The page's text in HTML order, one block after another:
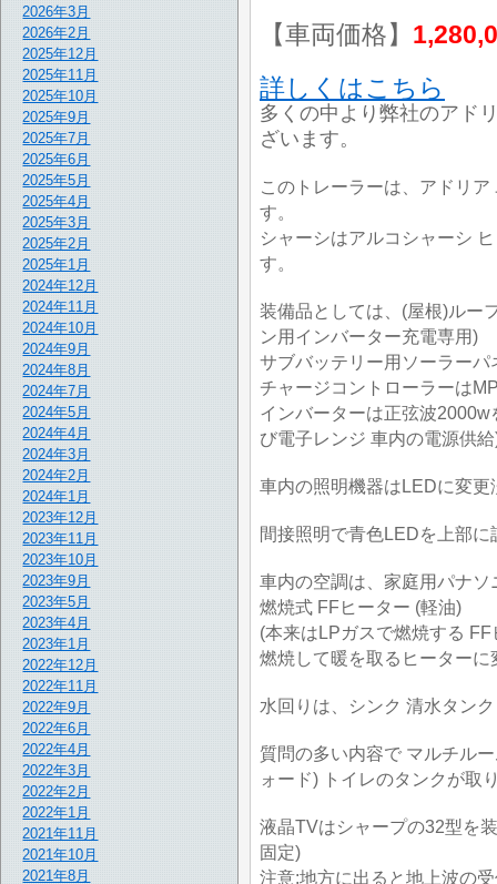
2026年3月
2026年2月
2025年12月
2025年11月
2025年10月
2025年9月
2025年7月
2025年6月
2025年5月
2025年4月
2025年3月
2025年2月
2025年1月
2024年12月
2024年11月
2024年10月
2024年9月
2024年8月
2024年7月
2024年5月
2024年4月
2024年3月
2024年2月
2024年1月
2023年12月
2023年11月
2023年10月
2023年9月
2023年5月
2023年4月
2023年1月
2022年12月
2022年11月
2022年9月
2022年6月
2022年4月
2022年3月
2022年2月
2022年1月
2021年11月
2021年10月
2021年8月
【車両価格】
詳しくはこちら
多くの中より弊社のアド
ざいます。
このトレーラーは、アドリ
す。
シャーシはアルコシャーシ
す。
装備品としては、(屋根)ルー
ン用インバーター充電専用)
サブバッテリー用ソーラー
チャージコントローラーは
インバーターは正弦波
び電子レンジ 車内の電源供
車内の照明機器はLEDに変更
間接照明で青色LEDを上部
車内の空調は、家庭用パナソ
燃焼式 FFヒーター (軽油)
(本来はLPガスで燃焼する
燃焼して暖を取るヒーターに
水回りは、シンク 清水タン
質問の多い内容で マルチル
ォード) トイレのタンクが取
液晶TVはシャープの32型を
固定)
注意:地方に出ると地上波の